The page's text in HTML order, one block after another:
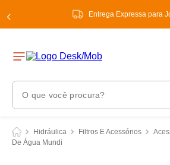
Entrega Expressa para
O que você procura?
Hidráulica Filtros E Acessórios
De Água Mundi
Termos Mais Buscados
1º